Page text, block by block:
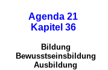
Agenda 21
Kapitel 36
Bildung
Bewusstseinsbildung
Ausbildung